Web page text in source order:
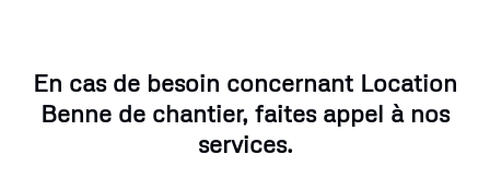
En cas de besoin concernant Location
Benne de chantier, faites appel à nos
services.